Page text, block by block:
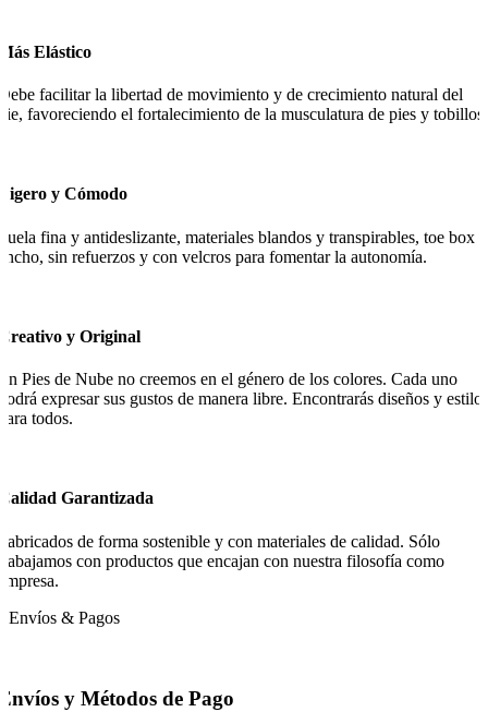
Elástico
facilitar la libertad de movimiento y de crecimiento natural del
favoreciendo el fortalecimiento de la musculatura de pies y tobillos.
y Cómodo
fina y antideslizante, materiales blandos y transpirables, toe box
sin refuerzos y con velcros para fomentar la autonomía.
y Original
Pies de Nube no creemos en el género de los colores. Cada uno
expresar sus gustos de manera libre. Encontrarás diseños y estilos
todos.
Garantizada
de forma sostenible y con materiales de calidad. Sólo
con productos que encajan con nuestra filosofía como
Envíos & Pagos
y Métodos de Pago